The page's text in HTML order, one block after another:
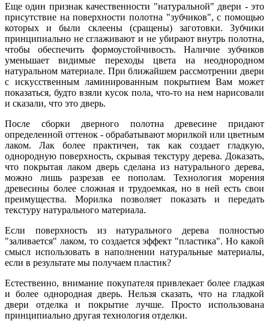
Еще один признак качественности "натуральной" двери - это
присутствие на поверхности полотна "зубчиков", с помощью
которых и были склеены (сращены) заготовки. Зубчики
принципиально не сглаживают и не убирают внутрь полотна,
чтобы обеспечить формоустойчивость. Наличие зубчиков
уменьшает видимые переходы цвета на неоднородном
натуральном материале. При ближайшем рассмотрении двери
с искусственным ламинированным покрытием Вам может
показаться, будто взяли кусок пола, что-то на нем нарисовали
и сказали, что это дверь.
После сборки дверного полотна древесине придают
определенной оттенок - обрабатывают морилкой или цветным
лаком. Лак более практичен, так как создает гладкую,
однородную поверхность, скрывая текстуру дерева. Доказать,
что покрытая лаком дверь сделана из натурального дерева,
можно лишь разрезав ее пополам. Технология морения
древесины более сложная и трудоемкая, но в ней есть свои
преимущества. Морилка позволяет показать и передать
текстуру натурального материала.
Если поверхность из натурального дерева полностью
"заливается" лаком, то создается эффект "пластика". Но какой
смысл использовать в наполнении натуральные материалы,
если в результате мы получаем пластик?
Естественно, внимание покупателя привлекает более гладкая
и более однородная дверь. Нельзя сказать, что на гладкой
двери отделка и покрытие лучше. Просто использована
принципиально другая технология отделки.